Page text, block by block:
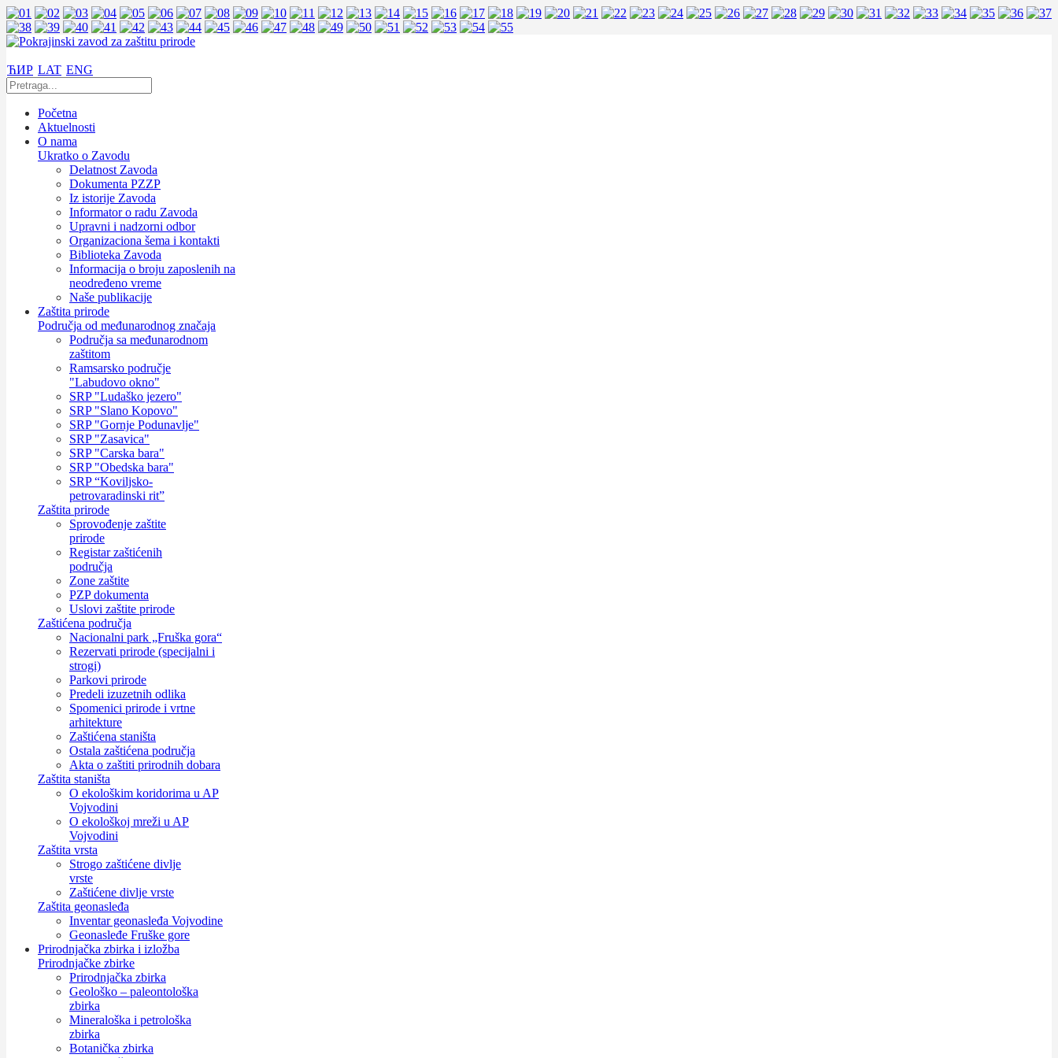
ЋИР LAT ENG
Početna
Aktuelnosti
O nama
Ukratko o Zavodu
Delatnost Zavoda
Dokumenta PZZP
Iz istorije Zavoda
Informator o radu Zavoda
Upravni i nadzorni odbor
Organizaciona šema i kontakti
Biblioteka Zavoda
Informacija o broju zaposlenih na
neodređeno vreme
Naše publikacije
Zaštita prirode
Područja od međunarodnog značaja
Područja sa međunarodnom
zaštitom
Ramsarsko područje
"Labudovo okno"
SRP "Ludaško jezero"
SRP "Slano Kopovo"
SRP "Gornje Podunavlje"
SRP "Zasavica"
SRP "Carska bara"
SRP "Obedska bara"
SRP “Koviljsko-
petrovaradinski rit”
Zaštita prirode
Sprovođenje zaštite
prirode
Registar zaštićenih
područja
Zone zaštite
PZP dokumenta
Uslovi zaštite prirode
Zaštićena područja
Nacionalni park „Fruška gora“
Rezervati prirode (specijalni i
strogi)
Parkovi prirode
Predeli izuzetnih odlika
Spomenici prirode i vrtne
arhitekture
Zaštićena staništa
Ostala zaštićena područja
Akta o zaštiti prirodnih dobara
Zaštita staništa
O ekološkim koridorima u AP
Vojvodini
O ekološkoj mreži u AP
Vojvodini
Zaštita vrsta
Strogo zaštićene divlje
vrste
Zaštićene divlje vrste
Zaštita geonasleđa
Inventar geonasleđa Vojvodine
Geonasleđe Fruške gore
Prirodnjačka zbirka i izložba
Prirodnjačke zbirke
Prirodnjačka zbirka
Geološko – paleontološka
zbirka
Mineraloška i petrološka
zbirka
Botanička zbirka